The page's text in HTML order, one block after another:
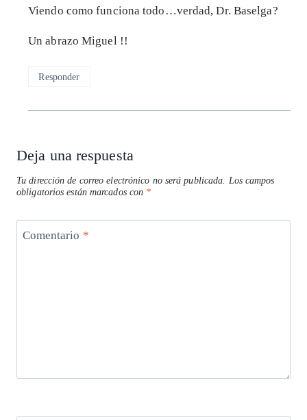
Viendo como funciona todo…verdad, Dr. Baselga?
Un abrazo Miguel !!
Responder
Deja una respuesta
Tu dirección de correo electrónico no será publicada. Los campos
obligatorios están marcados con *
Comentario *